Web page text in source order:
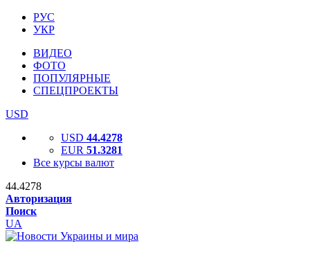
РУС
УКР
ВИДЕО
ФОТО
ПОПУЛЯРНЫЕ
СПЕЦПРОЕКТЫ
USD
USD 44.4278
EUR 51.3281
Все курсы валют
44.4278
Авторизация
Поиск
UA